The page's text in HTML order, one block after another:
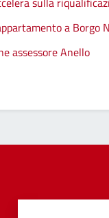
a Borgo
assessore Anello